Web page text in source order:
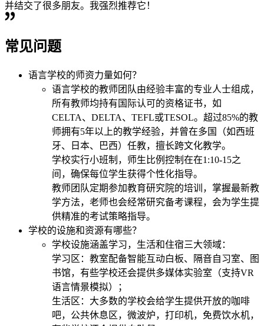
并结交了很多朋友。我强烈推荐它！
常见问题
语言学校的师资力量如何？
语言学校的教师团队由经验丰富的专业人士组成，
所有教师均持有国际认可的资格证书，如
CELTA、DELTA、TEFL或TESOL。超过85%的教
师拥有5年以上的教学经验，并曾在多国（如西班
牙、日本、巴西）任教，擅长跨文化教学。
学校实行小班制，师生比例控制在在1:10-15之
间，确保每位学生获得个性化指导。
教师团队定期参加教育研究院的培训，掌握最新教
学方法，老师也会经常研究备考课程，会为学生提
供精准的考试策略指导。
学校的设施和资源有哪些？
学校设施涵盖学习，生活和住宿三大领域：
学习区：教室配备智能互动白板、隔音自习室、图
书馆，有些学校还会提供多媒体实验室（支持VR
语言情景模拟）；
生活区：大多数的学校会给学生提供开放的咖啡
吧，公共休息区，微波炉，打印机，免费饮水机，